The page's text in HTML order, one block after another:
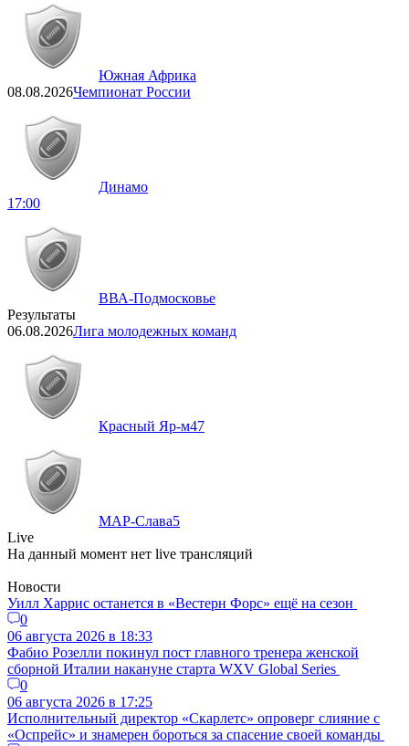
Южная Африка
08.08.2026Чемпионат России
Динамо
17:00
ВВА-Подмосковье
Результаты
06.08.2026Лига молодежных команд
Красный Яр-м47
МАР-Слава5
Live
На данный момент нет live трансляций
Новости
Уилл Харрис останется в «Вестерн Форс» ещё на сезон
0
06 августа 2026 в 18:33
Фабио Розелли покинул пост главного тренера женской
сборной Италии накануне старта WXV Global Series
0
06 августа 2026 в 17:25
Исполнительный директор «Скарлетс» опроверг слияние с
«Оспрейс» и знамерен бороться за спасение своей команды